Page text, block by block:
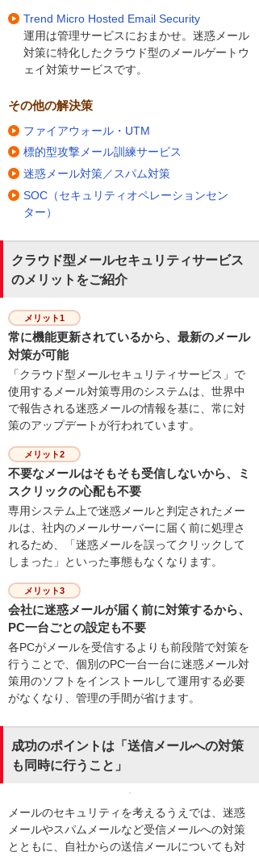
Trend Micro Hosted Email Security
運用は管理サービスにおまかせ。迷惑メール
対策に特化したクラウド型のメールゲートウ
ェイ対策サービスです。
その他の解決策
ファイアウォール・UTM
標的型攻撃メール訓練サービス
迷惑メール対策／スパム対策
SOC（セキュリティオペレーションセン
ター）
クラウド型メールセキュリティサービス
のメリットをご紹介
メリット1
常に機能更新されているから、最新のメール
対策が可能
「クラウド型メールセキュリティサービス」で
使用するメール対策専用のシステムは、世界中
で報告される迷惑メールの情報を基に、常に対
策のアップデートが行われています。
メリット2
不要なメールはそもそも受信しないから、ミ
スクリックの心配も不要
専用システム上で迷惑メールと判定されたメー
ルは、社内のメールサーバーに届く前に処理さ
れるため、「迷惑メールを誤ってクリックして
しまった」といった事態もなくなります。
メリット3
会社に迷惑メールが届く前に対策するから、
PC一台ごとの設定も不要
各PCがメールを受信するよりも前段階で対策を
行うことで、個別のPC一台一台に迷惑メール対
策用のソフトをインストールして運用する必要
がなくなり、管理の手間が省けます。
成功のポイントは「送信メールへの対策
も同時に行うこと」
メールのセキュリティを考えるうえでは、迷惑
メールやスパムメールなど受信メールへの対策
とともに、自社からの送信メールについても対